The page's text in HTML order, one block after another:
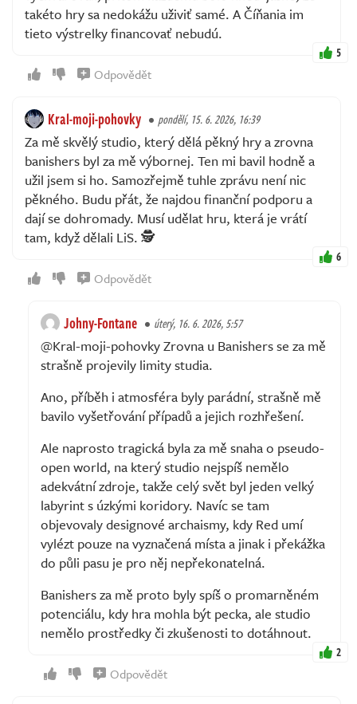
takéto hry sa nedokážu uživiť samé. A Číňania im
tieto výstrelky financovať nebudú.
5
Odpovědět
Kral-moji-pohovky pondělí, 15. 6. 2026, 16:39
Za mě skvělý studio, který dělá pěkný hry a zrovna
banishers byl za mě výbornej. Ten mi bavil hodně a
užil jsem si ho. Samozřejmě tuhle zprávu není nic
pěkného. Budu přát, že najdou finanční podporu a
dají se dohromady. Musí udělat hru, která je vrátí
tam, když dělali LiS. 🕵️
6
Odpovědět
Johny-Fontane úterý, 16. 6. 2026, 5:57
@Kral-moji-pohovky Zrovna u Banishers se za mě
strašně projevily limity studia.
Ano, příběh i atmosféra byly parádní, strašně mě
bavilo vyšetřování případů a jejich rozhřešení.
Ale naprosto tragická byla za mě snaha o pseudo-
open world, na který studio nejspíš nemělo
adekvátní zdroje, takže celý svět byl jeden velký
labyrint s úzkými koridory. Navíc se tam
objevovaly designové archaismy, kdy Red umí
vylézt pouze na vyznačená místa a jinak i překážka
do půli pasu je pro něj nepřekonatelná.
Banishers za mě proto byly spíš o promarněném
potenciálu, kdy hra mohla být pecka, ale studio
nemělo prostředky či zkušenosti to dotáhnout.
2
Odpovědět